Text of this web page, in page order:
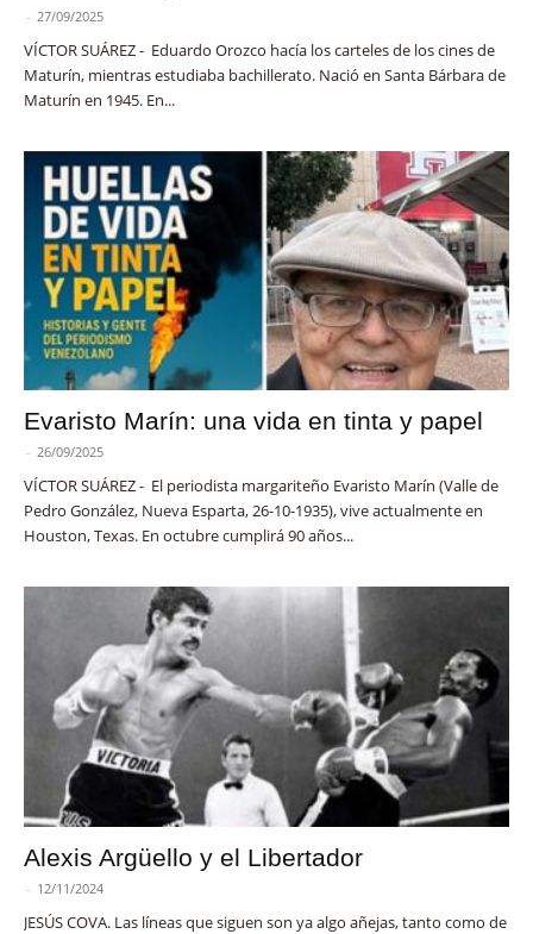
- 27/09/2025
VÍCTOR SUÁREZ - Eduardo Orozco hacía los carteles de los cines de
Maturín, mientras estudiaba bachillerato. Nació en Santa Bárbara de
Maturín en 1945. En...
Evaristo Marín: una vida en tinta y papel
- 26/09/2025
VÍCTOR SUÁREZ - El periodista margariteño Evaristo Marín (Valle de
Pedro González, Nueva Esparta, 26-10-1935), vive actualmente en
Houston, Texas. En octubre cumplirá 90 años...
Alexis Argüello y el Libertador
- 12/11/2024
JESÚS COVA. Las líneas que siguen son ya algo añejas, tanto como de